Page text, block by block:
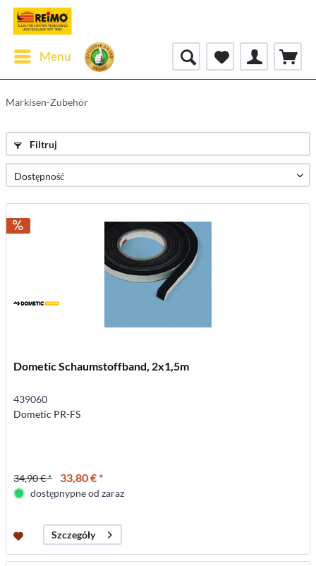
Menu
Markisen-Zubehör
Filtruj
Dometic Schaumstoffband, 2x1,5m
439060
Dometic PR-FS
34,90 € * 33,80 € *
dostępnypne od zaraz
Szczegóły